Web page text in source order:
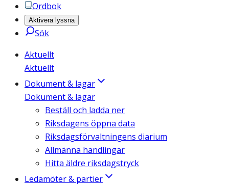
Ordbok
Aktivera lyssna
Sök
Aktuellt
Aktuellt
Dokument & lagar
Dokument & lagar
Beställ och ladda ner
Riksdagens öppna data
Riksdagsförvaltningens diarium
Allmänna handlingar
Hitta äldre riksdagstryck
Ledamöter & partier